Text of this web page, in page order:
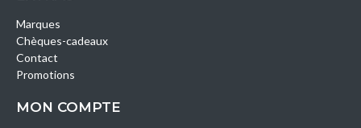
Marques
Chèques-cadeaux
Contact
Promotions
MON COMPTE